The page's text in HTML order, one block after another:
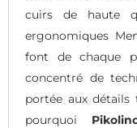
cuirs de haute
ergonomiques
font de chaque
concentré de
portée aux détails
pourquoi